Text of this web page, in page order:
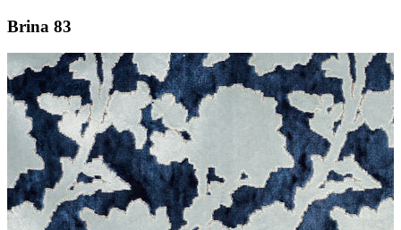
Brina 83